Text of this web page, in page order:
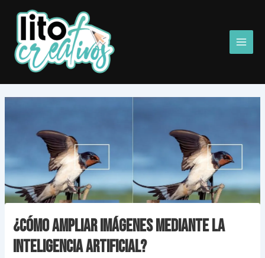
contenido
¿Cómo Ampliar imágenes mediante la
Inteligencia Artificial?